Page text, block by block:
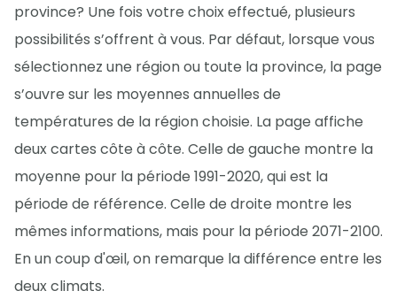
province? Une fois votre choix effectué, plusieurs
possibilités s’offrent à vous. Par défaut, lorsque vous
sélectionnez une région ou toute la province, la page
s’ouvre sur les moyennes annuelles de
températures de la région choisie. La page affiche
deux cartes côte à côte. Celle de gauche montre la
moyenne pour la période 1991-2020, qui est la
période de référence. Celle de droite montre les
mêmes informations, mais pour la période 2071-2100.
En un coup d'œil, on remarque la différence entre les
deux climats.